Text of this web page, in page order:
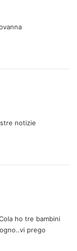
notizie
ho tre bambini
prego